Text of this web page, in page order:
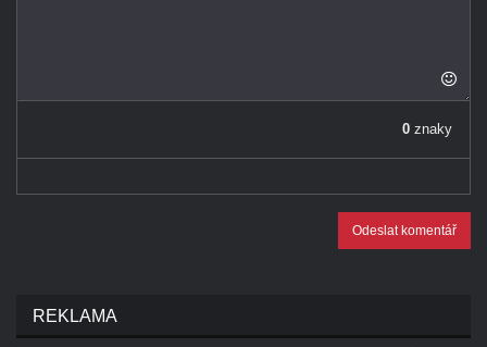
0 znaky
Odeslat komentář
REKLAMA